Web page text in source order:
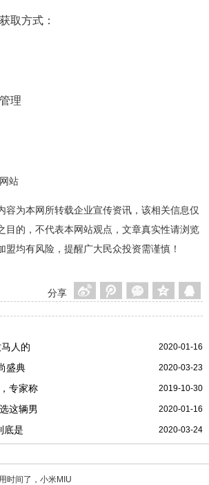
取方式：
理
站
容为本网所转载企业宣传资讯，该相关信息仅
目的，不代表本网站观点，文章真实性请浏览
盟均有风险，提醒广大民众投资需谨慎！
分享
2020-01-16
人的
2020-03-23
盛典
2019-10-30
专家称
2020-01-16
这辆男
2020-03-24
底是
时间了，小米MIU